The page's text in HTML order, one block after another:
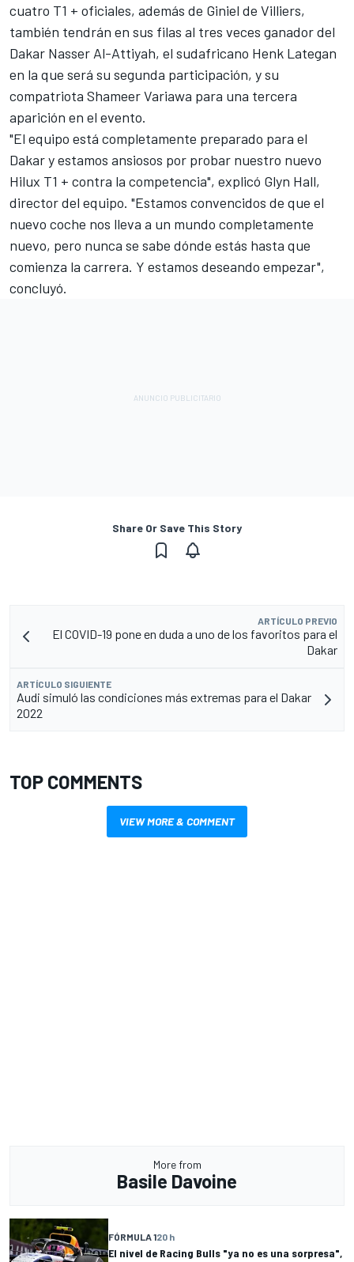
cuatro T1 + oficiales, además de Giniel de Villiers,
también tendrán en sus filas al tres veces ganador del
Dakar Nasser Al-Attiyah, el sudafricano Henk Lategan
en la que será su segunda participación, y su
compatriota Shameer Variawa para una tercera
aparición en el evento.
"El equipo está completamente preparado para el
Dakar y estamos ansiosos por probar nuestro nuevo
Hilux T1 + contra la competencia", explicó Glyn Hall,
director del equipo. "Estamos convencidos de que el
nuevo coche nos lleva a un mundo completamente
nuevo, pero nunca se sabe dónde estás hasta que
comienza la carrera. Y estamos deseando empezar",
concluyó.
Share Or Save This Story
ARTÍCULO PREVIO
El COVID-19 pone en duda a uno de los favoritos para el
Dakar
ARTÍCULO SIGUIENTE
Audi simuló las condiciones más extremas para el Dakar
2022
TOP COMMENTS
VIEW MORE & COMMENT
More from
Basile Davoine
FÓRMULA 120 h
El nivel de Racing Bulls "ya no es una sorpresa",